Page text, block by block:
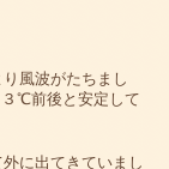
風波がたちまし
℃前後と安定して
に出てきていまし